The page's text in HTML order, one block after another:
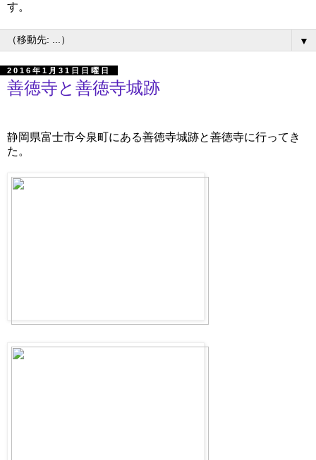
す。
▼
2016年1月31日日曜日
善徳寺と善徳寺城跡
静岡県富士市今泉町にある善徳寺城跡と善徳寺に行ってき
た。